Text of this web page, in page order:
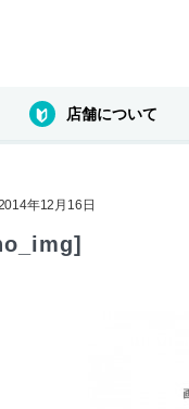
店舗について
年12月16日